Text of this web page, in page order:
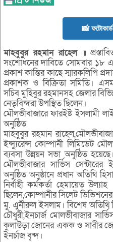
📸
মাহবুবুর রহমান রাহেল ॥
সংশোধনের দাবিতে সোমবার ১৮
প্রকাশ কান্তির কাছে স্মারকলিপি
প্রকাশক ও বিক্রিতা সমিতি।
সচিব মুহিবুর রহমানসহ জেলার
নেতৃবিন্দরা উপস্থিত ছিলেন।
মৌলভীবাজারে ফারইষ্ট ইসলামী
অনুষ্ঠিত
মাহবুবুর রহমান
ইন্স্যুরেন্স কোম্পানী লিমিডেট
ব্যবসা উন্নয়ন সভা অনুষ্ঠিত
মৌলভীবাজার সার্ভিস
অনুষ্ঠিত অনুষ্ঠানে প্রধান অতিথি
নির্বাহী কর্মকর্তা হেমায়েত
ছিলেন,কোম্পানীর সিলেট
মু. এুনীরুল ইসলাম। বিশেষ
চৌধুরী,ইনচার্জ মোলভীবাজার
কুলাউড়া জোনের একক ও সাবীর
ইনর্চাজ বৃন্দ।